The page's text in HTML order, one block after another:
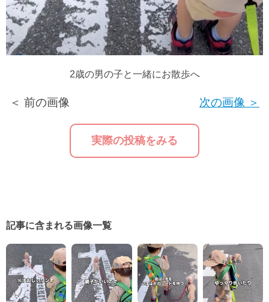
2歳の男の子と一緒にお散歩へ
＜ 前の画像
実際の投稿をみる
次の画像 ＞
記事に含まれる画像一覧